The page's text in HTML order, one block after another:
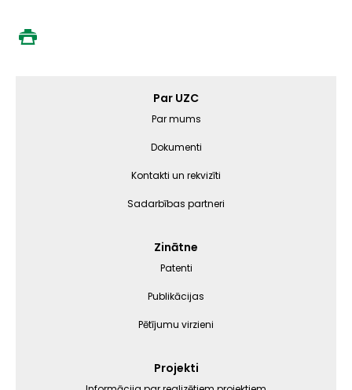
Par UZC
Par mums
Dokumenti
Kontakti un rekvizīti
Sadarbības partneri
Zinātne
Patenti
Publikācijas
Pētījumu virzieni
Projekti